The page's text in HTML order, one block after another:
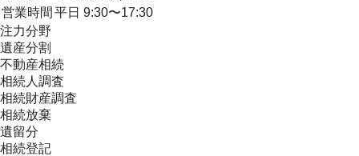
営業時間 平日 9:30〜17:30
注力分野
遺産分割
不動産相続
相続人調査
相続財産調査
相続放棄
遺留分
相続登記